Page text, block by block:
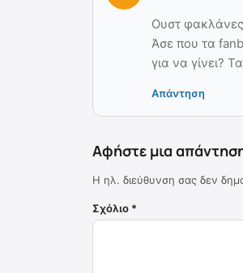
Ουστ
Άσε που τα
για να γίνει?
Απάντηση
Αφήστε μια
Η ηλ. διεύθυνση σας δεν
Σχόλιο *